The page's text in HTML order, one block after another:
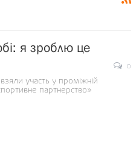
я зроблю це
0
участь у проміжній
партнерство»